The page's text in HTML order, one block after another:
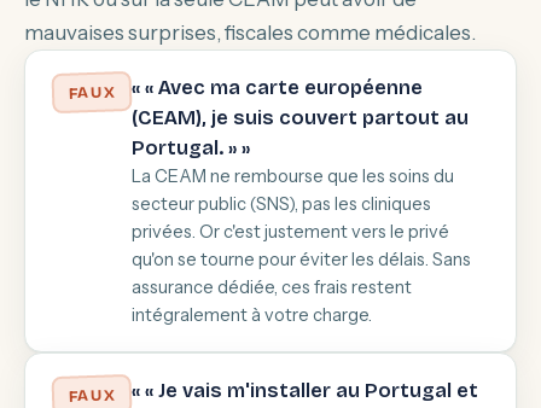
mauvaises surprises, fiscales comme médicales.
FAUX
« « Avec ma carte européenne
(CEAM), je suis couvert partout au
Portugal. » »
La CEAM ne rembourse que les soins du
secteur public (SNS), pas les cliniques
privées. Or c'est justement vers le privé
qu'on se tourne pour éviter les délais. Sans
assurance dédiée, ces frais restent
intégralement à votre charge.
FAUX
« « Je vais m'installer au Portugal et